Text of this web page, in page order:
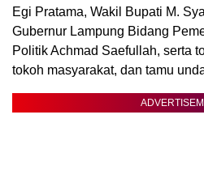
Egi Pratama, Wakil Bupati M.
Gubernur Lampung Bidang
Politik Achmad Saefullah, serta
tokoh masyarakat, dan tamu